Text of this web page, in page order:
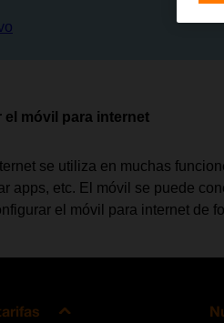
móvil para internet
se utiliza en muchas
apps, etc. El móvil se puede
el móvil para internet de